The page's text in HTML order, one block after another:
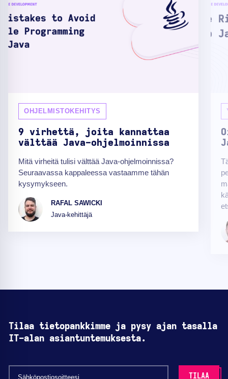
OHJELMISTOKEHITYS
9 virhettä, joita kannattaa
välttää Java-ohjelmoinnissa
Mitä virheitä tulisi välttää Java-ohjelmoinnissa?
Seuraavassa kappaleessa vastaamme tähän
kysymykseen.
RAFAL SAWICKI
Java-kehittäjä
Tilaa tietopankkimme ja pysy ajan tasalla
IT-alan asiantuntemuksesta.